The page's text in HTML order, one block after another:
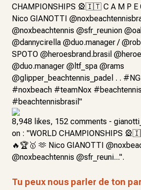
CHAMPIONSHIPS 🎡🇮🇹 C A M P E
Nico GIANOTTI
@noxbeachtennis @sfr_reunion
@dannycirella @duo.manager /
SPOTO @heroesbrand.brasil
@duo.manager @ltf_spa @rams
@glipper_beachtennis_padel . .
#noxbeach #teamNox #beachtennis
#beachtennisbrasil"
8,948 likes, 152 comments -
on : "WORLD CHAMPIONSHIPS
🔥🏆🥇 🫶 Nico GIANOTTI
@noxbeachtennis @sfr_reuni...".
Tu peux nous parler de ton